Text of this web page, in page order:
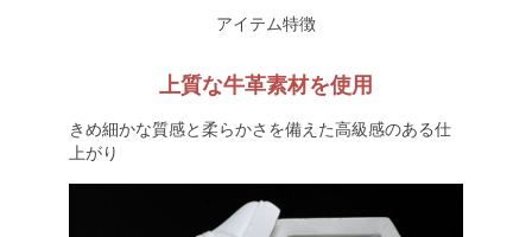
アイテム特徴
上質な牛革素材を使用
きめ細かな質感と柔らかさを備えた高級感のある仕
上がり